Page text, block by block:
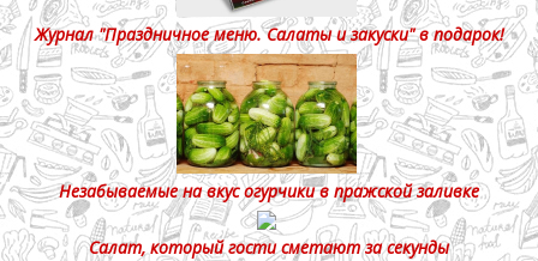
Журнал "Праздничное меню. Салаты и закуски" в подарок!
Незабываемые на вкус огурчики в пражской заливке
Салат, который гости сметают за секунды